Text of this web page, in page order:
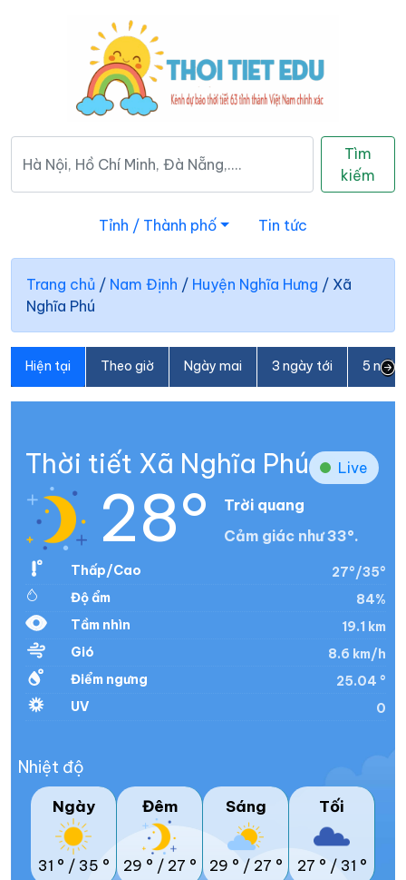
Tìm
kiếm
Tỉnh / Thành phố Tin tức
Trang chủ / Nam Định / Huyện Nghĩa Hưng / Xã
Nghĩa Phú
Hiện tại Theo giờ Ngày mai 3 ngày tới 5
Thời tiết Xã Nghĩa Phú Live
28°
Trời quang
Cảm giác như 33°.
Thấp/Cao
27°/35°
Độ ẩm
84%
Tầm nhìn
19.1 km
Gió
8.6 km/h
Điểm ngưng
25.04 °
UV
0
Nhiệt độ
Ngày
31 ° / 35 °
Đêm
29 ° / 27 °
Sáng
29 ° / 27 °
Tối
27 ° / 31 °